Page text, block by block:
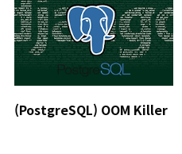
(PostgreSQL) OOM Killer